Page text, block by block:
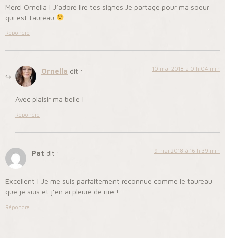
Merci Ornella ! J’adore lire tes signes Je partage pour ma soeur
qui est taureau
Répondre
Ornella dit : 10 mai 2018 à 0 h 04 min
Avec plaisir ma belle !
Répondre
Pat dit : 9 mai 2018 à 16 h 39 min
Excellent ! Je me suis parfaitement reconnue comme le taureau
que je suis et j’en ai pleuré de rire !
Répondre